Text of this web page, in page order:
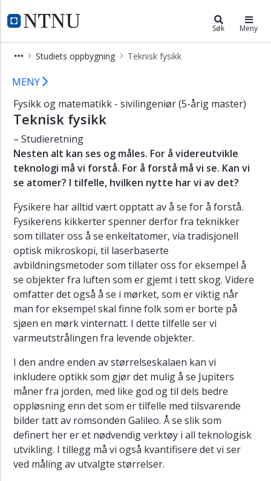
NTNU Hjemmeside
Fysikk og matematikk - master
Søk Meny
Studiets oppbygning Teknisk fysikk
Teknisk fysikk - sivilingeniør/
×
meny
MENY
Fysikk og matematikk - sivilingeniør (5-årig master)
Teknisk fysikk
– Studieretning
Nesten alt kan ses og måles. For å videreutvikle
teknologi må vi forstå. For å forstå må vi se. Kan vi
se atomer? I tilfelle, hvilken nytte har vi av det?
Fysikere har alltid vært opptatt av å se for å forstå.
Fysikerens kikkerter spenner derfor fra teknikker
som tillater oss å se enkeltatomer, via tradisjonell
optisk mikroskopi, til laserbaserte
avbildningsmetoder som tillater oss for eksempel å
se objekter fra luften som er gjemt i tett skog. Videre
omfatter det også å se i mørket, som er viktig når
man for eksempel skal finne folk som er borte på
sjøen en mørk vinternatt. I dette tilfelle ser vi
varmeutstrålingen fra levende objekter.
I den andre enden av størrelseskalaen kan vi
inkludere optikk som gjør det mulig å se Jupiters
måner fra jorden, med like god og til dels bedre
oppløsning enn det som er tilfelle med tilsvarende
bilder tatt av romsonden Galileo. Å se slik som
definert her er et nødvendig verktøy i all teknologisk
utvikling. I tillegg må vi også kvantifisere det vi ser
ved måling av utvalgte størrelser.